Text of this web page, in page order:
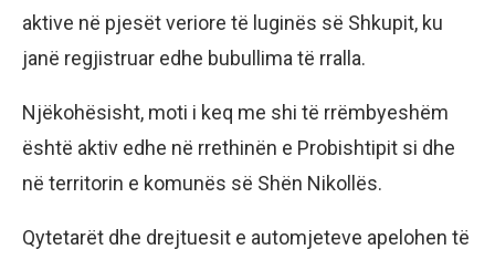
aktive në pjesët veriore të luginës së Shkupit, ku
janë regjistruar edhe bubullima të rralla.
Njëkohësisht, moti i keq me shi të rrëmbyeshëm
është aktiv edhe në rrethinën e Probishtipit si dhe
në territorin e komunës së Shën Nikollës.
Qytetarët dhe drejtuesit e automjeteve apelohen të